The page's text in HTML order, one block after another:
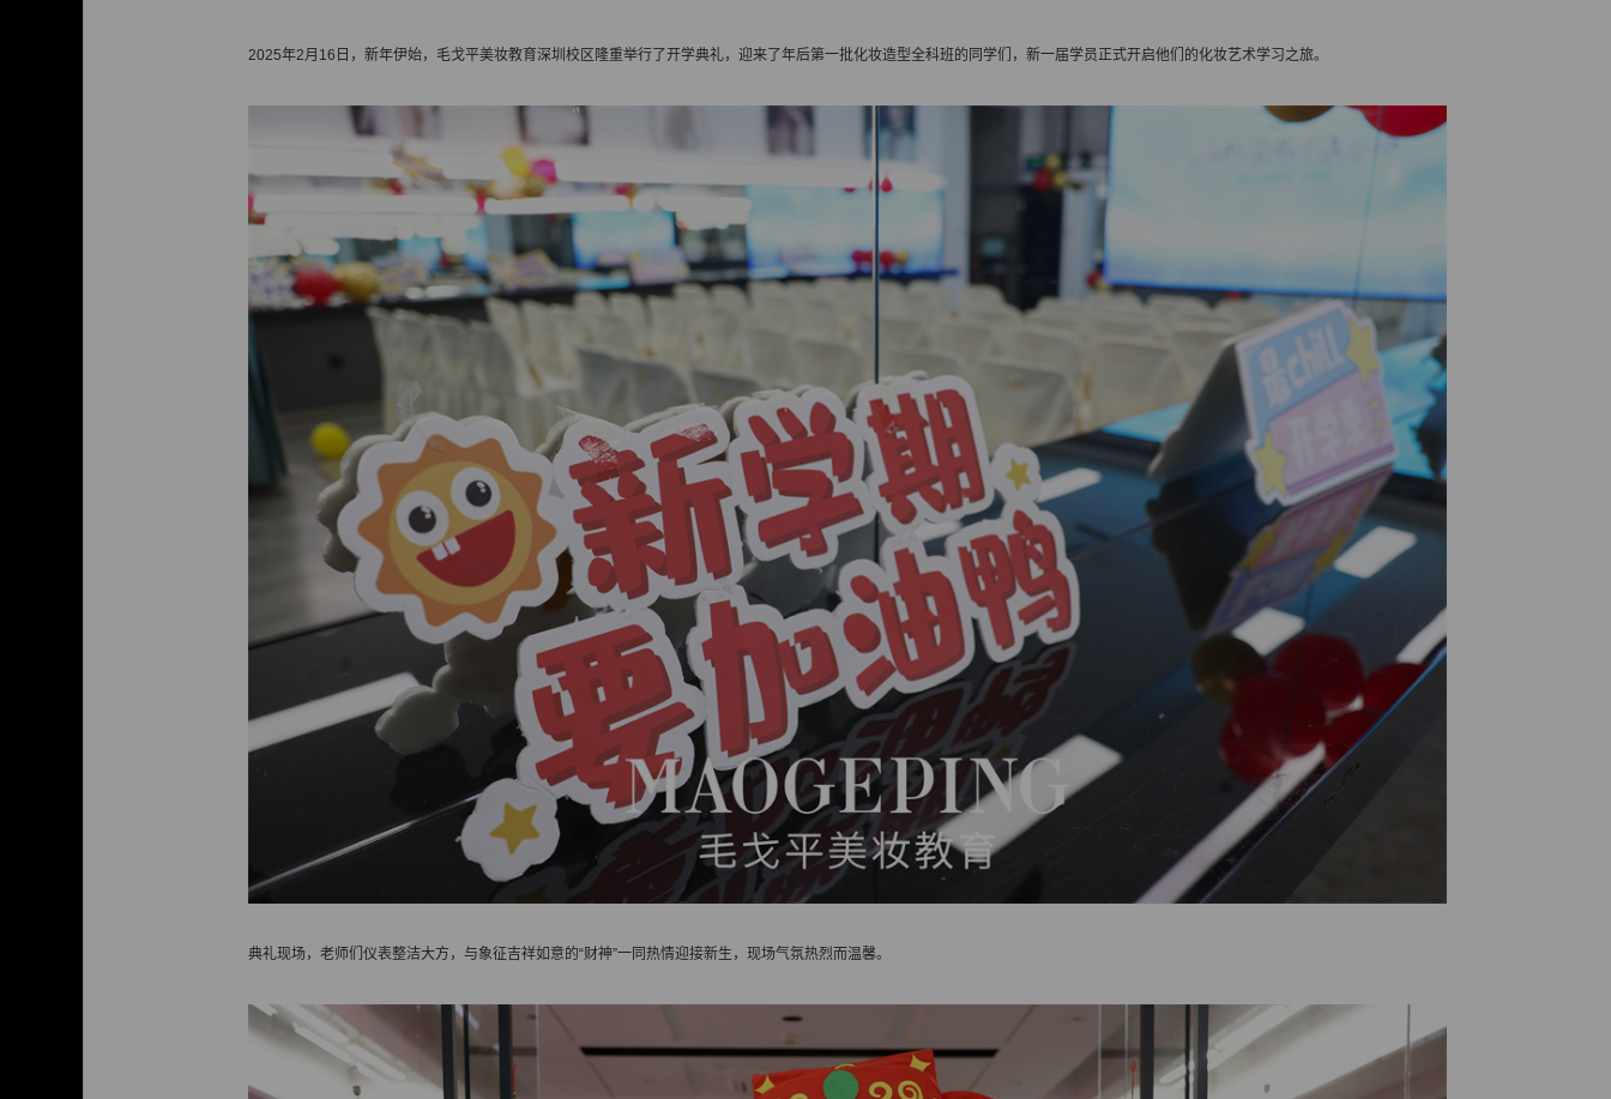
2025年2月16日，新年伊始，毛戈平美妆教育深圳校区隆重举行了开学典礼，迎来了年后第一批化妆造型全科班的同学们，新一届学员正式开启他们的化妆艺术学习之旅。
典礼现场，老师们仪表整洁大方，与象征吉祥如意的“财神”一同热情迎接新生，现场气氛热烈而温馨。